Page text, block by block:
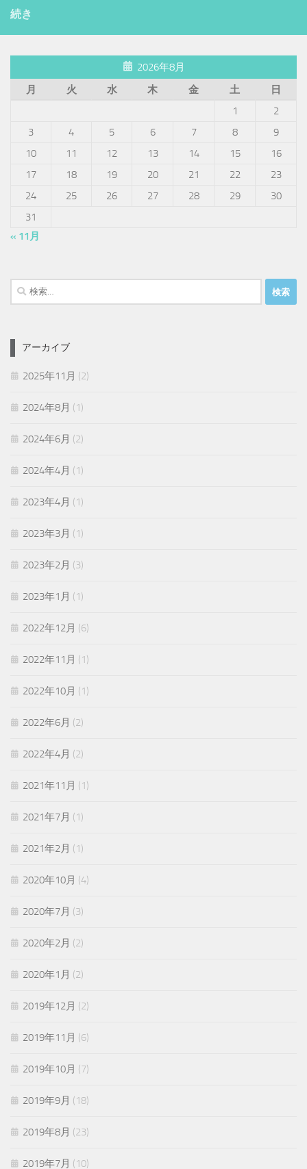
続き
2026年8月
月
火 水 木 金 土
日
1
2
3
4 5 6 7 8
9
10
11 12 13 14 15
16
17
18 19 20 21 22
23
24
25 26 27 28 29
30
31
« 11月
検
索:
アーカイブ
2025年11月 (2)
2024年8月 (1)
2024年6月 (2)
2024年4月 (1)
2023年4月 (1)
2023年3月 (1)
2023年2月 (3)
2023年1月 (1)
2022年12月 (6)
2022年11月 (1)
2022年10月 (1)
2022年6月 (2)
2022年4月 (2)
2021年11月 (1)
2021年7月 (1)
2021年2月 (1)
2020年10月 (4)
2020年7月 (3)
2020年2月 (2)
2020年1月 (2)
2019年12月 (2)
2019年11月 (6)
2019年10月 (7)
2019年9月 (18)
2019年8月 (23)
2019年7月 (10)